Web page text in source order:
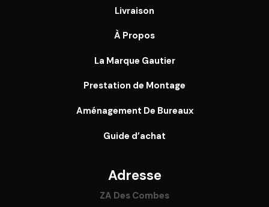
Livraison
À Propos
La Marque Gautier
Prestation de Montage
Aménagement De Bureaux
Guide d’achat
Adresse
ZA Des Combes